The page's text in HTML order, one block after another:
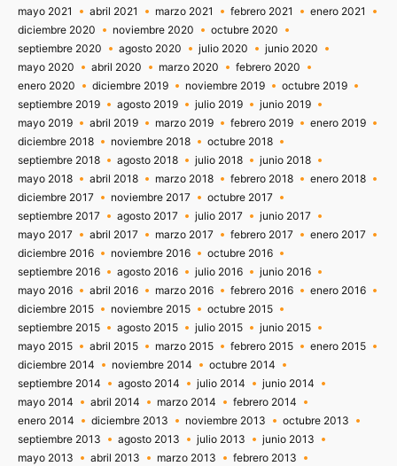
mayo 2021
abril 2021 marzo 2021 febrero 2021
enero 2021
diciembre 2020
noviembre 2020
octubre 2020
septiembre 2020
agosto 2020 julio 2020
junio 2020
mayo 2020
abril 2020 marzo 2020
febrero 2020
enero 2020
diciembre 2019 noviembre 2019
octubre 2019
septiembre 2019
agosto 2019 julio 2019
junio 2019
mayo 2019
abril 2019 marzo 2019 febrero 2019
enero 2019
diciembre 2018
noviembre 2018
octubre 2018
septiembre 2018
agosto 2018 julio 2018
junio 2018
mayo 2018
abril 2018 marzo 2018 febrero 2018
enero 2018
diciembre 2017
noviembre 2017
octubre 2017
septiembre 2017
agosto 2017 julio 2017
junio 2017
mayo 2017
abril 2017 marzo 2017 febrero 2017
enero 2017
diciembre 2016
noviembre 2016
octubre 2016
septiembre 2016
agosto 2016 julio 2016
junio 2016
mayo 2016
abril 2016 marzo 2016 febrero 2016
enero 2016
diciembre 2015
noviembre 2015
octubre 2015
septiembre 2015
agosto 2015 julio 2015
junio 2015
mayo 2015
abril 2015 marzo 2015 febrero 2015
enero 2015
diciembre 2014
noviembre 2014
octubre 2014
septiembre 2014
agosto 2014 julio 2014
junio 2014
mayo 2014
abril 2014 marzo 2014
febrero 2014
enero 2014
diciembre 2013 noviembre 2013
octubre 2013
septiembre 2013
agosto 2013 julio 2013
junio 2013
mayo 2013
abril 2013 marzo 2013 febrero 2013